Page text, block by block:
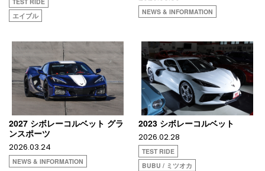
エイブル
NEWS & INFORMATION
2027 シボレーコルベット グラ
ンスポーツ
2026.03.24
NEWS & INFORMATION
2023 シボレーコルベット
2026.02.28
TEST RIDE
BUBU / ミツオカ